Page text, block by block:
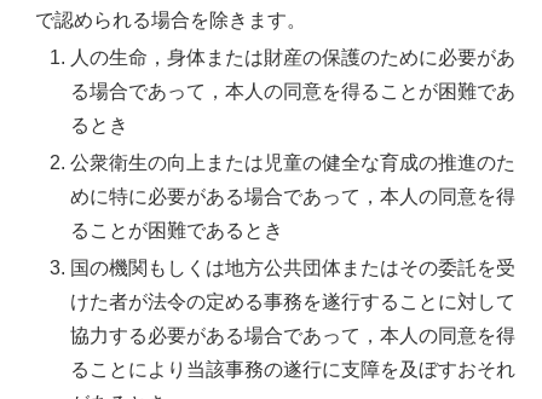
で認められる場合を除きます。
人の生命，身体または財産の保護のために必要があ
る場合であって，本人の同意を得ることが困難であ
るとき
公衆衛生の向上または児童の健全な育成の推進のた
めに特に必要がある場合であって，本人の同意を得
ることが困難であるとき
国の機関もしくは地方公共団体またはその委託を受
けた者が法令の定める事務を遂行することに対して
協力する必要がある場合であって，本人の同意を得
ることにより当該事務の遂行に支障を及ぼすおそれ